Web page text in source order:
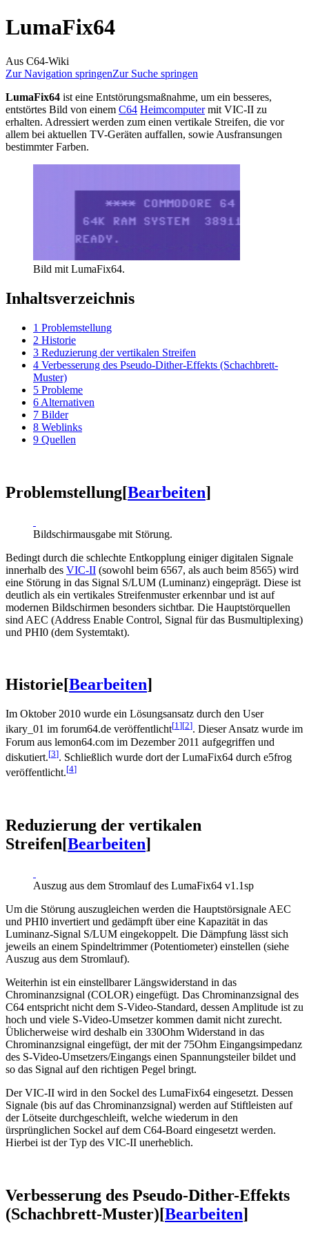
LumaFix64
Aus C64-Wiki
Zur Navigation springenZur Suche springen
LumaFix64 ist eine Entstörungsmaßnahme, um ein besseres,
entstörtes Bild von einem C64 Heimcomputermit VIC-II zu
erhalten. Adressiert werden zum einen vertikale Streifen, die vor
allem bei aktuellen TV-Geräten auffallen, sowie Ausfransungen
bestimmter Farben.
Bild mit LumaFix64.
Inhaltsverzeichnis
1 Problemstellung
2 Historie
3 Reduzierung der vertikalen Streifen
4 Verbesserung des Pseudo-Dither-Effekts (Schachbrett-
Muster)
5 Probleme
6 Alternativen
7 Bilder
8 Weblinks
9 Quellen
Problemstellung[Bearbeiten]
Bildschirmausgabe mit Störung.
Bedingt durch die schlechte Entkopplung einiger digitalen Signale
innerhalb des VIC-II (sowohl beim 6567, als auch beim 8565) wird
eine Störung in das Signal S/LUM (Luminanz) eingeprägt. Diese ist
deutlich als ein vertikales Streifenmuster erkennbar und ist auf
modernen Bildschirmen besonders sichtbar. Die Hauptstörquellen
sind AEC (Address Enable Control, Signal für das Busmultiplexing)
und PHI0 (dem Systemtakt).
Historie[Bearbeiten]
Im Oktober 2010 wurde ein Lösungsansatz durch den User
ikary_01 im forum64.de veröffentlicht[1][2]. Dieser Ansatz wurde im
Forum aus lemon64.com im Dezember 2011 aufgegriffen und
diskutiert.[3]. Schließlich wurde dort der LumaFix64 durch e5frog
veröffentlicht.[4]
Reduzierung der vertikalen
Streifen[Bearbeiten]
Auszug aus dem Stromlauf des LumaFix64 v1.1sp
Um die Störung auszugleichen werden die Hauptstörsignale AEC
und PHI0 invertiert und gedämpft über eine Kapazität in das
Luminanz-Signal S/LUM eingekoppelt. Die Dämpfung lässt sich
jeweils an einem Spindeltrimmer (Potentiometer) einstellen (siehe
Auszug aus dem Stromlauf).
Weiterhin ist ein einstellbarer Längswiderstand in das
Chrominanzsignal (COLOR) eingefügt. Das Chrominanzsignal des
C64 entspricht nicht dem S-Video-Standard, dessen Amplitude ist zu
hoch und viele S-Video-Umsetzer kommen damit nicht zurecht.
Üblicherweise wird deshalb ein 330Ohm Widerstand in das
Chrominanzsignal eingefügt, der mit der 75Ohm Eingangsimpedanz
des S-Video-Umsetzers/Eingangs einen Spannungsteiler bildet und
so das Signal auf den richtigen Pegel bringt.
Der VIC-II wird in den Sockel des LumaFix64 eingesetzt. Dessen
Signale (bis auf das Chrominanzsignal) werden auf Stiftleisten auf
der Lötseite durchgeschleift, welche wiederum in den
ürsprünglichen Sockel auf dem C64-Board eingesetzt werden.
Hierbei ist der Typ des VIC-II unerheblich.
Verbesserung des Pseudo-Dither-Effekts
(Schachbrett-Muster)[Bearbeiten]